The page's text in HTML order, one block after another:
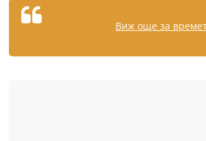
Виж още за